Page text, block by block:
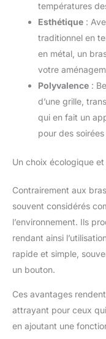
températures
Esthétique :
traditionnel en
en métal, un
votre
Polyvalence :
d’une grille,
qui en fait un
pour des
Un choix écologique
Contrairement aux
souvent considérés
l’environnement. Ils
rendant ainsi
rapide et simple,
un bouton.
Ces avantages
attrayant pour ceux
en ajoutant une